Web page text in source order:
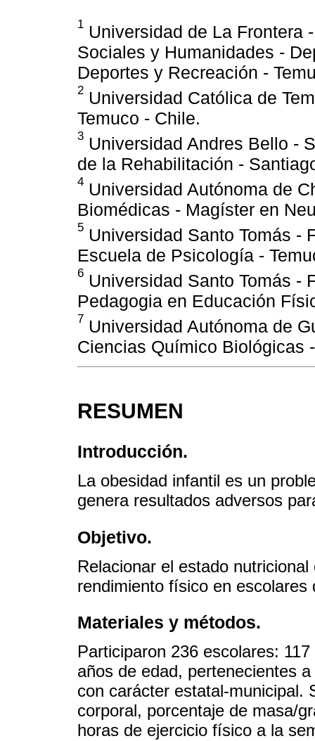
1 Universidad de La Frontera
Sociales y Humanidades -
Deportes y Recreación -
2 Universidad Católica de
Temuco - Chile.
3 Universidad Andres Bello -
de la Rehabilitación -
4 Universidad Autónoma de
Biomédicas - Magíster en
5 Universidad Santo Tomás -
Escuela de Psicología -
6 Universidad Santo Tomás -
Pedagogia en Educación
7 Universidad Autónoma de
Ciencias Químico Biológicas
RESUMEN
Introducción.
La obesidad infantil es un
genera resultados adversos
Objetivo.
Relacionar el estado
rendimiento físico en
Materiales y métodos.
Participaron 236 escolares:
años de edad, pertenecientes
con carácter estatal-municipal.
corporal, porcentaje de masa/
horas de ejercicio físico a la